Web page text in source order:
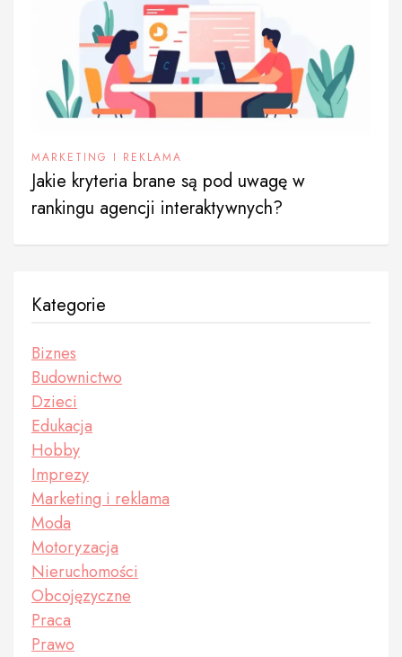
MARKETING I REKLAMA
Jakie kryteria brane są pod uwagę w
rankingu agencji interaktywnych?
Kategorie
Biznes
Budownictwo
Dzieci
Edukacja
Hobby
Imprezy
Marketing i reklama
Moda
Motoryzacja
Nieruchomości
Obcojęzyczne
Praca
Prawo